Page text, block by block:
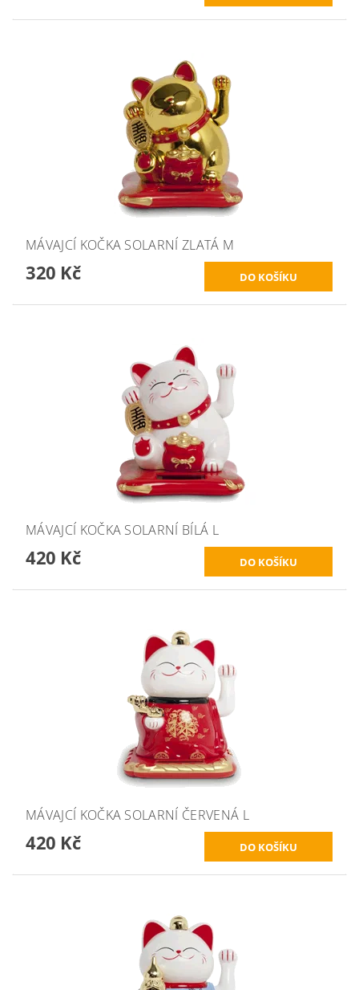
MÁVAJCÍ KOČKA SOLARNÍ ZLATÁ M
320 Kč
MÁVAJCÍ KOČKA SOLARNÍ BÍLÁ L
420 Kč
MÁVAJCÍ KOČKA SOLARNÍ ČERVENÁ L
420 Kč